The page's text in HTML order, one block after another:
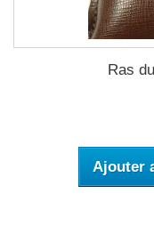
Ras
Ajouter